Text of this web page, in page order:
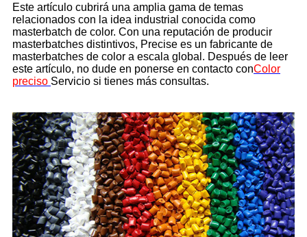
Este artículo cubrirá una amplia gama de temas
relacionados con la idea industrial conocida como
masterbatch de color. Con una reputación de producir
masterbatches distintivos, Precise es un fabricante de
masterbatches de color a escala global. Después de leer
este artículo, no dude en ponerse en contacto conColor
preciso Servicio si tienes más consultas.